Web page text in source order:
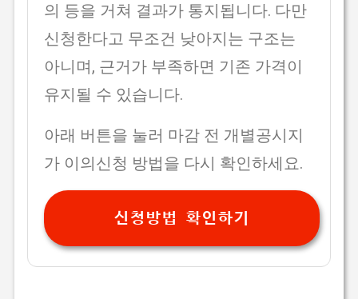
의 등을 거쳐 결과가 통지됩니다. 다만
신청한다고 무조건 낮아지는 구조는
아니며, 근거가 부족하면 기존 가격이
유지될 수 있습니다.
아래 버튼을 눌러 마감 전 개별공시지
가 이의신청 방법을 다시 확인하세요.
신청방법 확인하기